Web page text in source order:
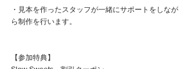
・見本を作ったスタッフが一緒にサポートをしなが
ら制作を行います。
【参加特典】